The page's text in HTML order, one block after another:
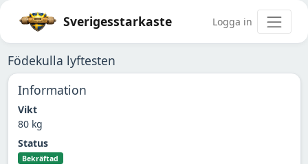
Sverigesstarkaste Logga in
Födekulla lyftesten
Information
Vikt
80 kg
Status
Bekräftad